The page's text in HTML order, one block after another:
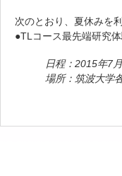
次のとおり、夏休みを
●TLコース最先端研究
日程：2015年7
場所：筑波大学